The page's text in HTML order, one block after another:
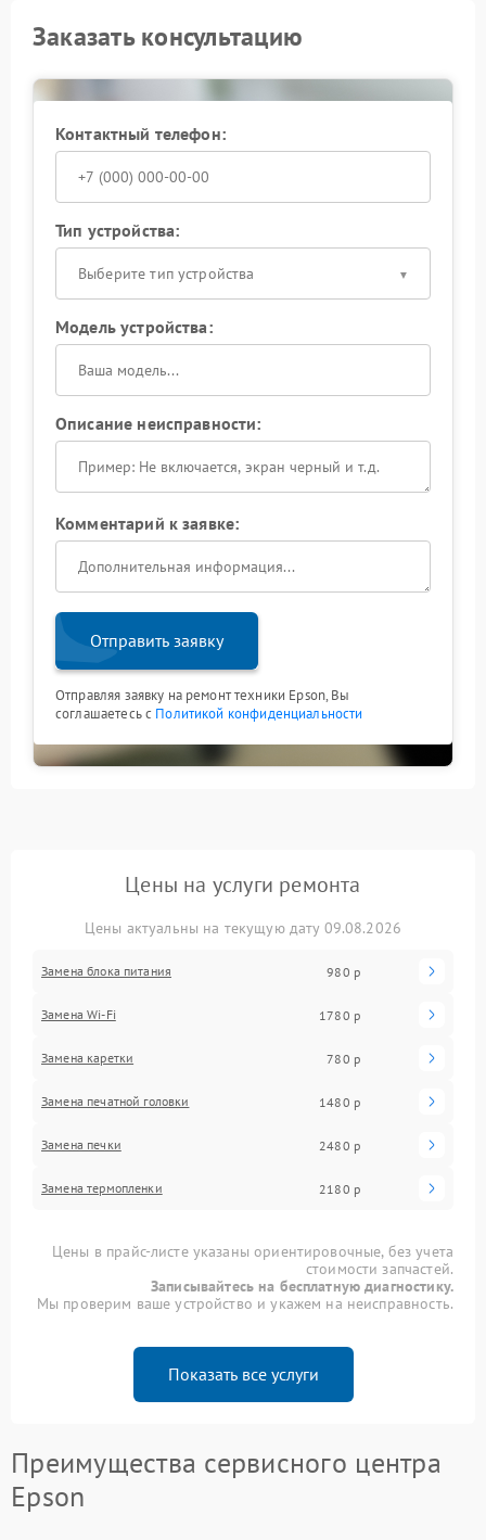
Заказать консультацию
Контактный телефон:
Тип устройства:
Выберите тип устройства
Модель устройства:
Описание неисправности:
Комментарий к заявке:
Отправить заявку
Отправляя заявку на ремонт техники Epson, Вы
соглашаетесь с Политикой конфиденциальности
Цены на услуги ремонта
Цены актуальны на текущую дату 09.08.2026
Замена блока питания 980 р
Замена Wi-Fi 1780 р
Замена каретки 780 р
Замена печатной головки 1480 р
Замена печки 2480 р
Замена термопленки 2180 р
Цены в прайс-листе указаны ориентировочные, без учета
стоимости запчастей.
Записывайтесь на бесплатную диагностику.
Мы проверим ваше устройство и укажем на неисправность.
Показать все услуги
Преимущества сервисного центра
Epson